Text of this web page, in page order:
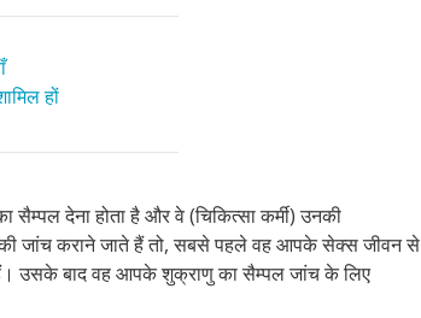
हों
देना होता है और वे (चिकित्सा कर्मी) उनकी
जांच कराने जाते हैं तो, सबसे पहले वह आपके सेक्स जीवन से
बाद वह आपके शुक्राणु का सैम्पल जांच के लिए